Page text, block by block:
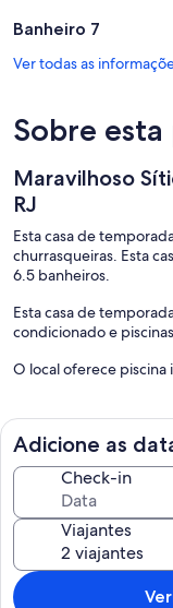
Banheiro 7
Ver todas as
Sobre
Maravilhoso
RJ
Esta casa de
churrasqueiras. Esta
6.5 banheiros.
Esta casa de
condicionado e
O local oferece piscina
Adicione as
Check-in
Viajantes